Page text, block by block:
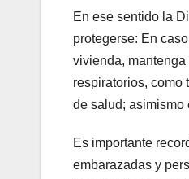
En ese sentido la
protegerse: En
vivienda,
respiratorios, como
de salud; asimismo
Es importante
embarazadas y